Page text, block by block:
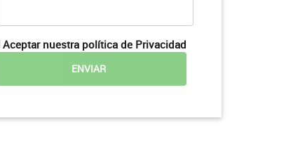
Aceptar nuestra política de Privacidad